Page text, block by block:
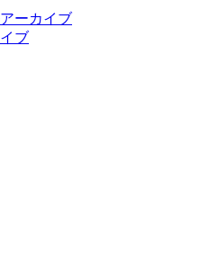
ーカイブ
ブ